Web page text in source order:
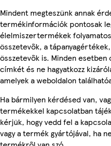
Mindent megteszünk annak
termékinformációk pontosak
élelmiszertermékek
összetevők, a
összetevők is. Minden
címkét és ne hagyatkozz
amelyek a weboldalon
Ha bármilyen kérdésed van,
termékekkel kapcsolatban
kérjük, hogy vedd fel a
vagy a termék gyártójával, ha